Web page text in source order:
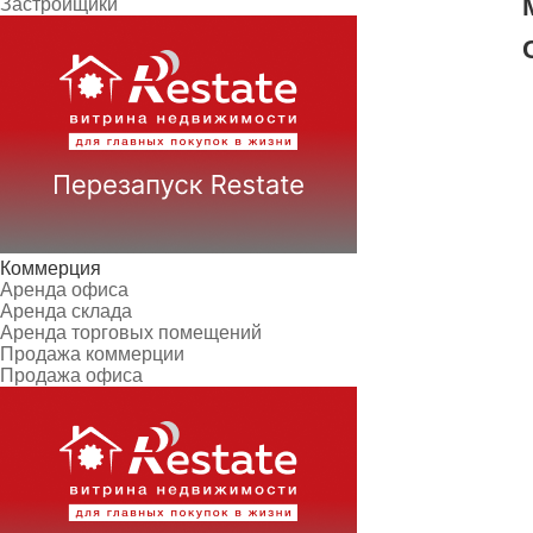
Застройщики
Коммерция
Аренда офиса
Аренда склада
Аренда торговых помещений
Продажа коммерции
Продажа офиса